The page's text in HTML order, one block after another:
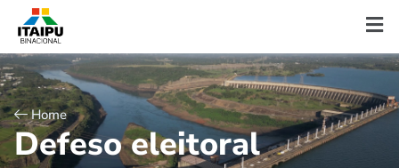
Home
Defeso eleitoral